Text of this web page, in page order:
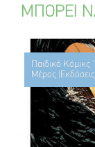
ΜΠΟΡΕΙ
Παιδικό Κόμικς
Μέρος